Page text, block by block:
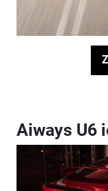
Aiways U6